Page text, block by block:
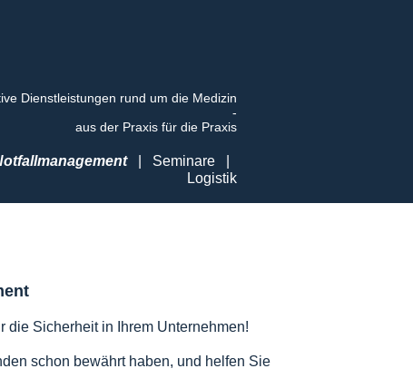
Dienstleistungen rund um die Medizin
-
aus der Praxis für die Praxis
| Seminare
Logistik
die Sicherheit in Ihrem Unternehmen!
schon bewährt haben, und helfen Sie